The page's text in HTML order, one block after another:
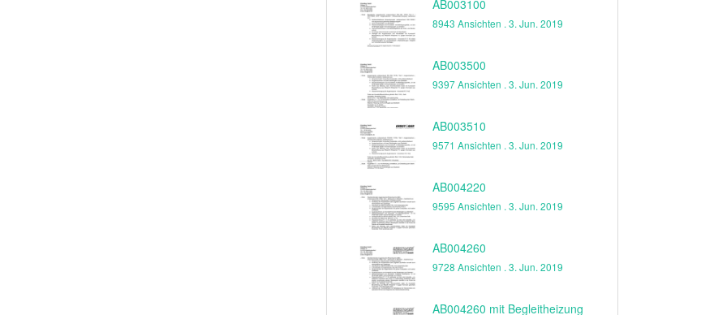
AB003100
8943 Ansichten . 3. Jun. 2019
AB003500
9397 Ansichten . 3. Jun. 2019
AB003510
9571 Ansichten . 3. Jun. 2019
AB004220
9595 Ansichten . 3. Jun. 2019
AB004260
9728 Ansichten . 3. Jun. 2019
AB004260 mit Begleitheizung